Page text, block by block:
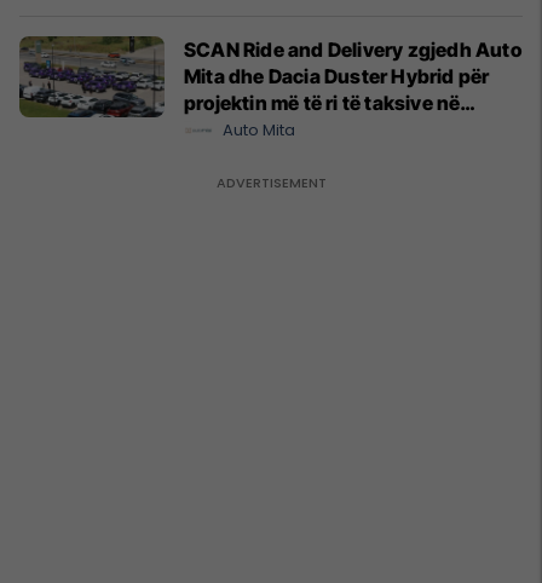
SCAN Ride and Delivery zgjedh Auto
Mita dhe Dacia Duster Hybrid për
projektin më të ri të taksive në
Prishtinë
Auto Mita